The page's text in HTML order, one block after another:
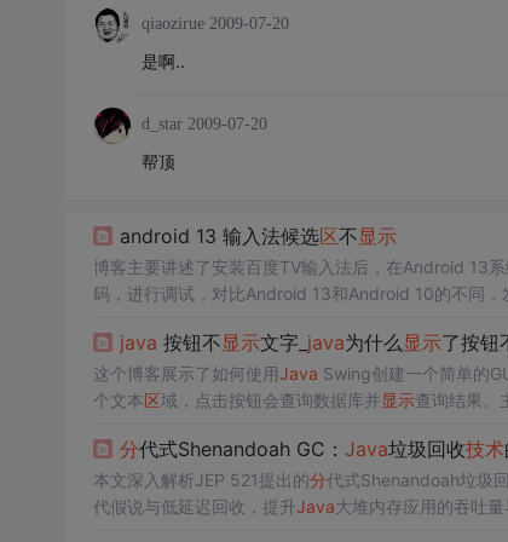
qiaozirue 2009-07-20
是啊..
d_star 2009-07-20
帮顶
android 13 输入法候选区不显示
博客主要讲述了安装百度TV输入法后，在Android 13
码，进行调试，对比Android 13和Android 10的不同，
java 按钮不显示文字_ java为什么显示了按钮
这个博客展示了如何使用Java Swing创建一个简单的
个文本区域，点击按钮会查询数据库并显示查询结果。
分代式Shenandoah GC： Java垃圾回收技术
本文深入解析JEP 521提出的分代式Shenandoah垃圾
代假说与低延迟回收，提升Java大堆内存应用的吞吐